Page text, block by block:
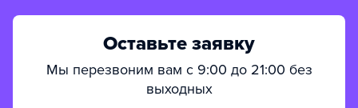
Оставьте заявку
Мы перезвоним вам с 9:00 до 21:00 без
выходных